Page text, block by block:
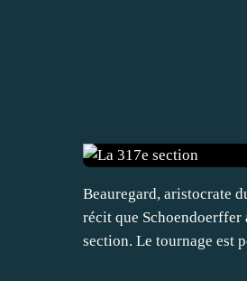
Beauregard, aristocrate
récit que Schoendoerffer
section. Le tournage est